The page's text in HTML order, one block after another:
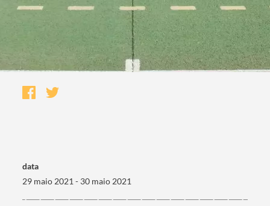
data
29 maio 2021 - 30 maio 2021